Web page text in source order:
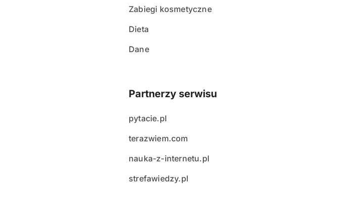
Zabiegi kosmetyczne
Dieta
Dane
Partnerzy serwisu
pytacie.pl
terazwiem.com
nauka-z-internetu.pl
strefawiedzy.pl